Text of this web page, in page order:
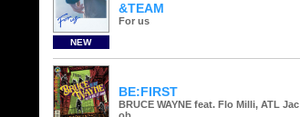
NEW
&TEAM
For us
BE:FIRST
BRUCE WAYNE feat. Flo Milli, ATL Jac